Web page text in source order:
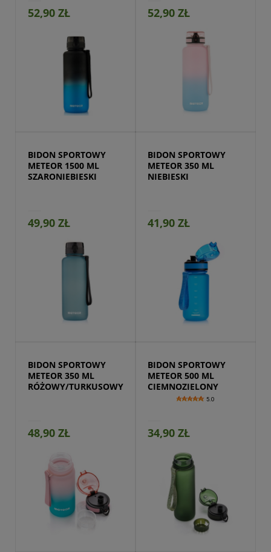
52,90 ZŁ 52,90 ZŁ
Przejdź do produktu
BIDON SPORTOWY
METEOR 1500 ML
SZARONIEBIESKI
49,90 ZŁ
BIDON SPORTOWY
METEOR 350 ML
NIEBIESKI
41,90 ZŁ
BIDON SPORTOWY
METEOR 350 ML
RÓŻOWY/TURKUSOWY
48,90 ZŁ
BIDON SPORTOWY
METEOR 500 ML
CIEMNOZIELONY
5.0
34,90 ZŁ